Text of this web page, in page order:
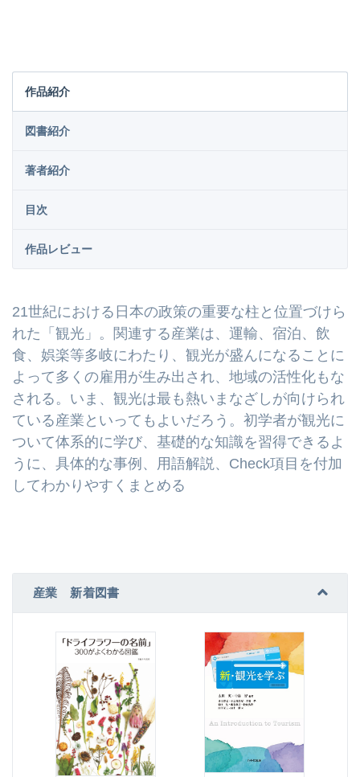
作品紹介
図書紹介
著者紹介
目次
作品レビュー
21世紀における日本の政策の重要な柱と位置づけら
れた「観光」。関連する産業は、運輸、宿泊、飲
食、娯楽等多岐にわたり、観光が盛んになることに
よって多くの雇用が生み出され、地域の活性化もな
される。いま、観光は最も熱いまなざしが向けられ
ている産業といってもよいだろう。初学者が観光に
ついて体系的に学び、基礎的な知識を習得できるよ
うに、具体的な事例、用語解説、Check項目を付加
してわかりやすくまとめる
産業 新着図書